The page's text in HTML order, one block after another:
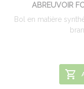
ABREUVOIR
Bol en matière